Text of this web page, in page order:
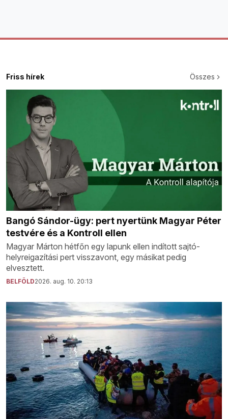
Friss hírek Összes
Bangó Sándor-ügy: pert nyertünk Magyar Péter
testvére és a Kontroll ellen
Magyar Márton hétfőn egy lapunk ellen indított sajtó-
helyreigazítási pert visszavont, egy másikat pedig
elvesztett.
BELFÖLD2026. aug. 10. 20:13